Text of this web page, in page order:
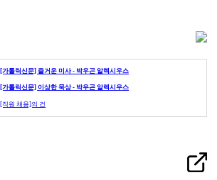
[가톨릭신문] 즐거운 미사 - 박우곤 알렉시우스
[가톨릭신문] 이상한 묵상 - 박우곤 알렉시우스
[직원 채용]의 건